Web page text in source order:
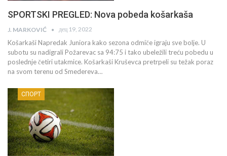
SPORTSKI PREGLED: Nova pobeda košarkaša
J. MARKOVIĆ дец 19, 2022
Košarkaši Napredak Juniora kako sezona odmiče igraju sve bolje. U
subotu su nadigrali Požarevac sa 94:75 i tako ubeležili treću pobedu u
poslednje četiri utakmice. Košarkaši Kruševca pretrpeli su težak poraz
na svom terenu od Smedereva…
СПОРТ